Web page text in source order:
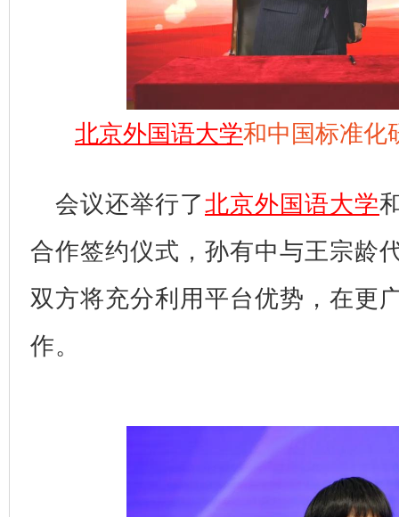
北京外国语大学和中国标准化
会议还举行了北京外国语大学
合作签约仪式，孙有中与王宗龄
双方将充分利用平台优势，在更
作。